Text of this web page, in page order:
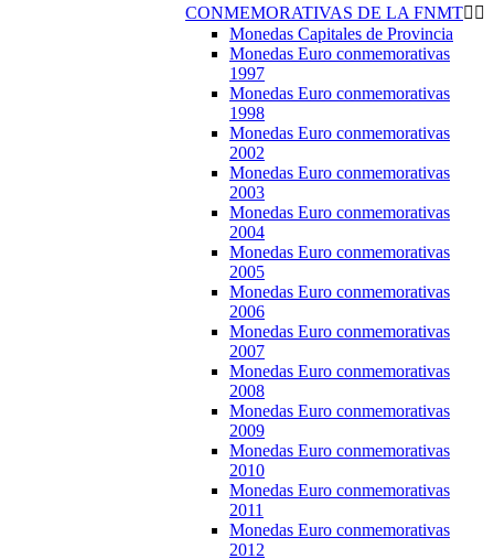
CONMEMORATIVAS DE LA FNMT 
Monedas Capitales de Provincia
Monedas Euro conmemorativas
1997
Monedas Euro conmemorativas
1998
Monedas Euro conmemorativas
2002
Monedas Euro conmemorativas
2003
Monedas Euro conmemorativas
2004
Monedas Euro conmemorativas
2005
Monedas Euro conmemorativas
2006
Monedas Euro conmemorativas
2007
Monedas Euro conmemorativas
2008
Monedas Euro conmemorativas
2009
Monedas Euro conmemorativas
2010
Monedas Euro conmemorativas
2011
Monedas Euro conmemorativas
2012